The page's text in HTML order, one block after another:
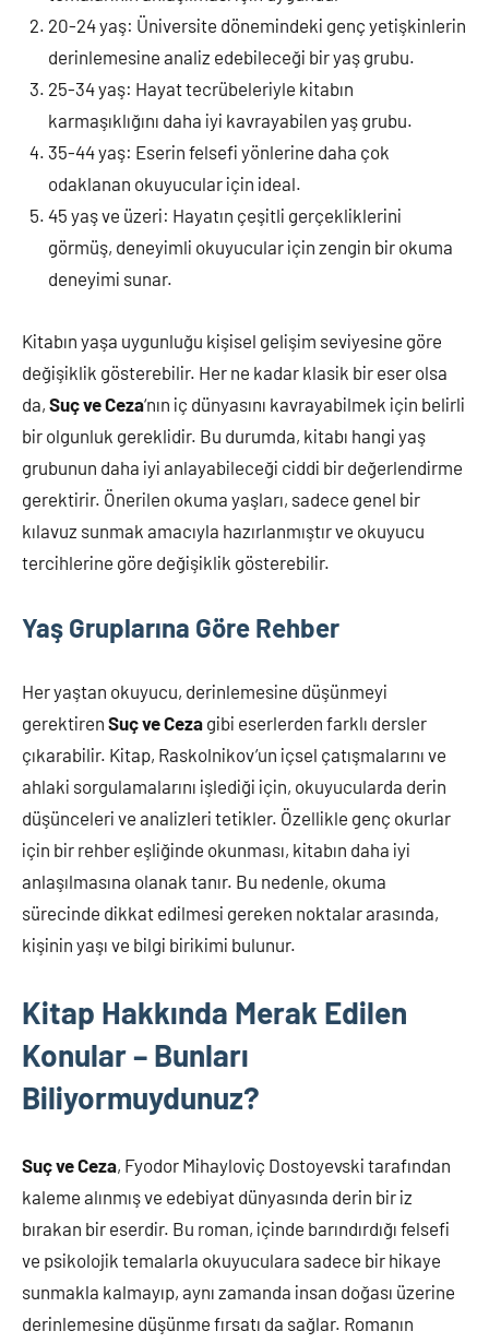
20-24 yaş: Üniversite dönemindeki genç yetişkinlerin
derinlemesine analiz edebileceği bir yaş grubu.
25-34 yaş: Hayat tecrübeleriyle kitabın
karmaşıklığını daha iyi kavrayabilen yaş grubu.
35-44 yaş: Eserin felsefi yönlerine daha çok
odaklanan okuyucular için ideal.
45 yaş ve üzeri: Hayatın çeşitli gerçekliklerini
görmüş, deneyimli okuyucular için zengin bir okuma
deneyimi sunar.
Kitabın yaşa uygunluğu kişisel gelişim seviyesine göre
değişiklik gösterebilir. Her ne kadar klasik bir eser olsa
da, Suç ve Ceza‘nın iç dünyasını kavrayabilmek için belirli
bir olgunluk gereklidir. Bu durumda, kitabı hangi yaş
grubunun daha iyi anlayabileceği ciddi bir değerlendirme
gerektirir. Önerilen okuma yaşları, sadece genel bir
kılavuz sunmak amacıyla hazırlanmıştır ve okuyucu
tercihlerine göre değişiklik gösterebilir.
Yaş Gruplarına Göre Rehber
Her yaştan okuyucu, derinlemesine düşünmeyi
gerektiren Suç ve Ceza gibi eserlerden farklı dersler
çıkarabilir. Kitap, Raskolnikov’un içsel çatışmalarını ve
ahlaki sorgulamalarını işlediği için, okuyucularda derin
düşünceleri ve analizleri tetikler. Özellikle genç okurlar
için bir rehber eşliğinde okunması, kitabın daha iyi
anlaşılmasına olanak tanır. Bu nedenle, okuma
sürecinde dikkat edilmesi gereken noktalar arasında,
kişinin yaşı ve bilgi birikimi bulunur.
Kitap Hakkında Merak Edilen
Konular – Bunları
Biliyormuydunuz?
Suç ve Ceza, Fyodor Mihayloviç Dostoyevski tarafından
kaleme alınmış ve edebiyat dünyasında derin bir iz
bırakan bir eserdir. Bu roman, içinde barındırdığı felsefi
ve psikolojik temalarla okuyuculara sadece bir hikaye
sunmakla kalmayıp, aynı zamanda insan doğası üzerine
derinlemesine düşünme fırsatı da sağlar. Romanın